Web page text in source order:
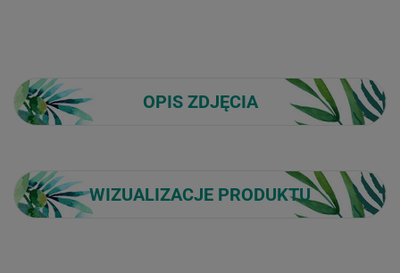
OPIS ZDJĘCIA
WIZUALIZACJE PRODUKTU